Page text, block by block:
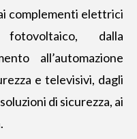
complementi elettrici
dalla
all’automazione
e televisivi, dagli
di sicurezza, ai